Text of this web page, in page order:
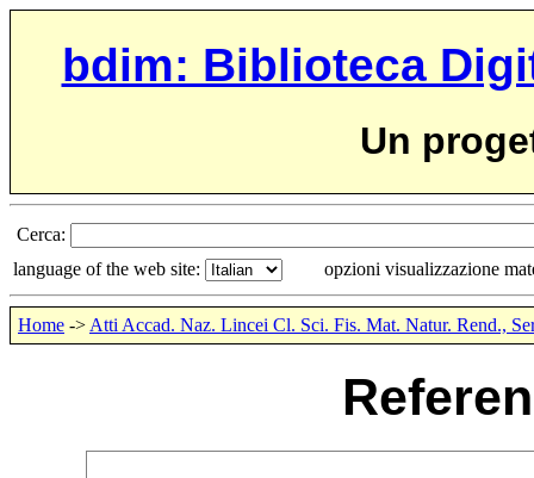
bdim: Biblioteca
Un
Cerca:
language of the web site:
opzioni visualizzazione
Home -> Atti Accad. Naz. Lincei Cl. Sci. Fis. Mat. Natur. Rend.,